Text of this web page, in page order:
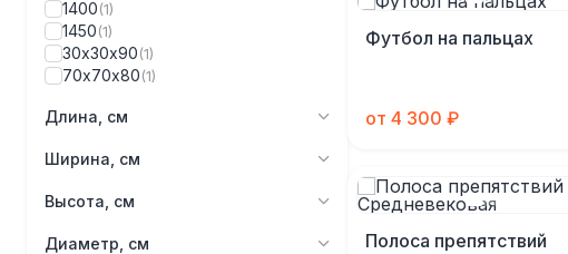
1400(1)
1450(1)
30х30х90(1)
70х70х80(1)
Длина, см
Ширина, см
Высота, см
Диаметр, см
Футбол на пальцах
от 4 300 ₽
Полоса препятствий